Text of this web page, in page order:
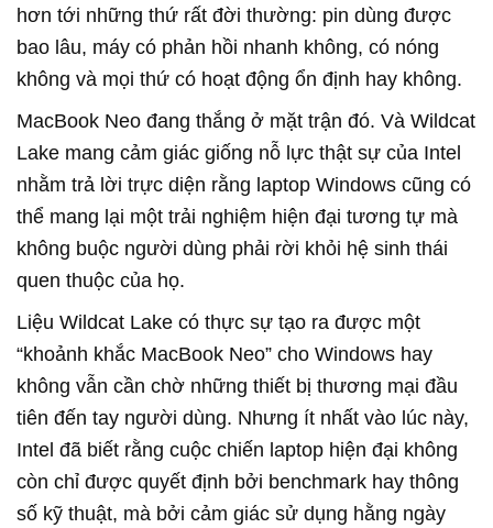
hơn tới những thứ rất đời thường: pin dùng được
bao lâu, máy có phản hồi nhanh không, có nóng
không và mọi thứ có hoạt động ổn định hay không.
MacBook Neo đang thắng ở mặt trận đó. Và Wildcat
Lake mang cảm giác giống nỗ lực thật sự của Intel
nhằm trả lời trực diện rằng laptop Windows cũng có
thể mang lại một trải nghiệm hiện đại tương tự mà
không buộc người dùng phải rời khỏi hệ sinh thái
quen thuộc của họ.
Liệu Wildcat Lake có thực sự tạo ra được một
“khoảnh khắc MacBook Neo” cho Windows hay
không vẫn cần chờ những thiết bị thương mại đầu
tiên đến tay người dùng. Nhưng ít nhất vào lúc này,
Intel đã biết rằng cuộc chiến laptop hiện đại không
còn chỉ được quyết định bởi benchmark hay thông
số kỹ thuật, mà bởi cảm giác sử dụng hằng ngày